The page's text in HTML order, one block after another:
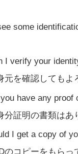
some
I verify your
元を確認してもよ
have any proof
分証明の書類はあ
I get a copy of
のコピーをもらっ